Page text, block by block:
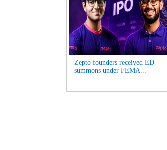
Zepto founders received ED
summons under FEMA...